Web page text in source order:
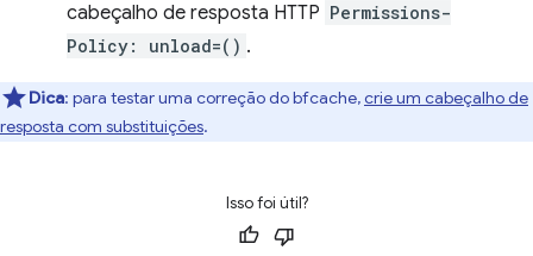
cabeçalho de resposta HTTP Permissions-
Policy: unload=() .
Dica: para testar uma correção do bfcache,crie um cabeçalho de
resposta com substituições.
Isso foi útil?